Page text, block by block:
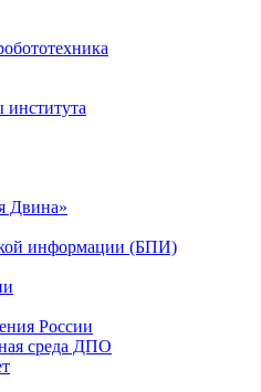
института
Двина»
информации (БПИ)
России
среда ДПО